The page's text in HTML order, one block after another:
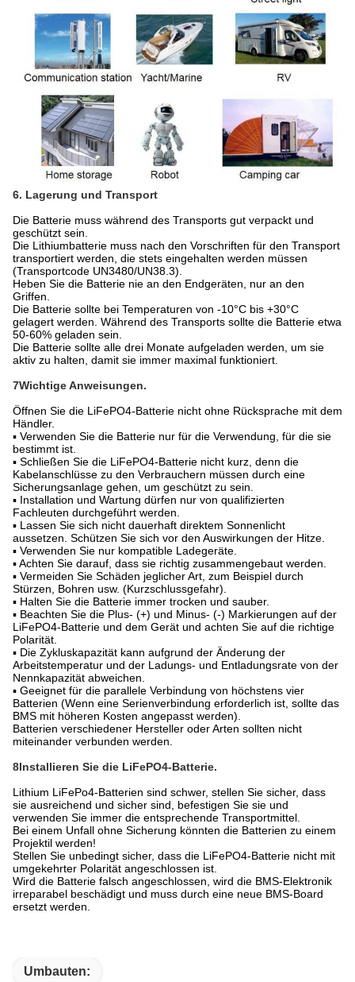
6. Lagerung und Transport
Die Batterie muss während des Transports gut verpackt und
geschützt sein.
Die Lithiumbatterie muss nach den Vorschriften für den Transport
transportiert werden, die stets eingehalten werden müssen
(Transportcode UN3480/UN38.3).
Heben Sie die Batterie nie an den Endgeräten, nur an den
Griffen.
Die Batterie sollte bei Temperaturen von -10°C bis +30°C
gelagert werden. Während des Transports sollte die Batterie etwa
50-60% geladen sein.
Die Batterie sollte alle drei Monate aufgeladen werden, um sie
aktiv zu halten, damit sie immer maximal funktioniert.
7Wichtige Anweisungen.
Öffnen Sie die LiFePO4-Batterie nicht ohne Rücksprache mit dem
Händler.
▪ Verwenden Sie die Batterie nur für die Verwendung, für die sie
bestimmt ist.
▪ Schließen Sie die LiFePO4-Batterie nicht kurz, denn die
Kabelanschlüsse zu den Verbrauchern müssen durch eine
Sicherungsanlage gehen, um geschützt zu sein.
▪ Installation und Wartung dürfen nur von qualifizierten
Fachleuten durchgeführt werden.
▪ Lassen Sie sich nicht dauerhaft direktem Sonnenlicht
aussetzen. Schützen Sie sich vor den Auswirkungen der Hitze.
▪ Verwenden Sie nur kompatible Ladegeräte.
▪ Achten Sie darauf, dass sie richtig zusammengebaut werden.
▪ Vermeiden Sie Schäden jeglicher Art, zum Beispiel durch
Stürzen, Bohren usw. (Kurzschlussgefahr).
▪ Halten Sie die Batterie immer trocken und sauber.
▪ Beachten Sie die Plus- (+) und Minus- (-) Markierungen auf der
LiFePO4-Batterie und dem Gerät und achten Sie auf die richtige
Polarität.
▪ Die Zykluskapazität kann aufgrund der Änderung der
Arbeitstemperatur und der Ladungs- und Entladungsrate von der
Nennkapazität abweichen.
▪ Geeignet für die parallele Verbindung von höchstens vier
Batterien (Wenn eine Serienverbindung erforderlich ist, sollte das
BMS mit höheren Kosten angepasst werden).
Batterien verschiedener Hersteller oder Arten sollten nicht
miteinander verbunden werden.
8Installieren Sie die LiFePO4-Batterie.
Lithium LiFePo4-Batterien sind schwer, stellen Sie sicher, dass
sie ausreichend und sicher sind, befestigen Sie sie und
verwenden Sie immer die entsprechende Transportmittel.
Bei einem Unfall ohne Sicherung könnten die Batterien zu einem
Projektil werden!
Stellen Sie unbedingt sicher, dass die LiFePO4-Batterie nicht mit
umgekehrter Polarität angeschlossen ist.
Wird die Batterie falsch angeschlossen, wird die BMS-Elektronik
irreparabel beschädigt und muss durch eine neue BMS-Board
ersetzt werden.
Umbauten: